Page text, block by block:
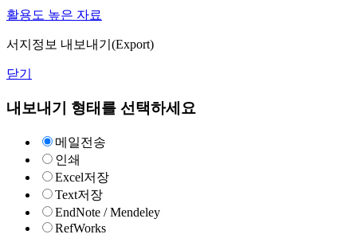
활용도 높은 자료
서지정보 내보내기(Export)
닫기
내보내기 형태를 선택하세요
메일전송
인쇄
Excel저장
Text저장
EndNote / Mendeley
RefWorks